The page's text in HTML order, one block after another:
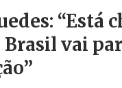
“Está
Brasil vai